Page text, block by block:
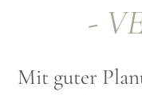
-
Mit guter